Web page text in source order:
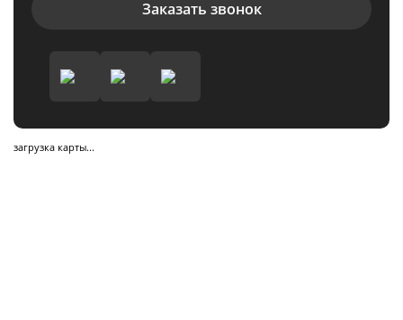
Заказать звонок
загрузка карты...